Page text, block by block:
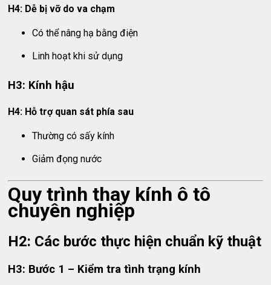
H4: Dễ bị vỡ do va chạm
Có thể nâng hạ bằng điện
Linh hoạt khi sử dụng
H3: Kính hậu
H4: Hỗ trợ quan sát phía sau
Thường có sấy kính
Giảm đọng nước
Quy trình thay kính ô tô
chuyên nghiệp
H2: Các bước thực hiện chuẩn kỹ thuật
H3: Bước 1 – Kiểm tra tình trạng kính